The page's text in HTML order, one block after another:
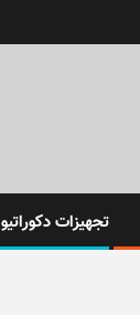
تجهیزات دکوراتیو